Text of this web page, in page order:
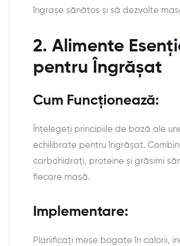
îngrașe sănătos și să dezvolte
2. Alimente
pentru Îngrășat
Cum Funcționează:
Înțelegeți principiile de bază ale
echilibrate pentru îngrășat.
carbohidrați, proteine și grăsimi
fiecare masă.
Implementare:
Planificați mese bogate în calorii,